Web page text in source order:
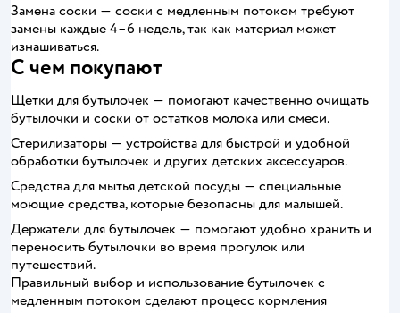
Замена соски ― соски с медленным потоком требуют
замены каждые 4–6 недель, так как материал может
изнашиваться.
С чем покупают
Щетки для бутылочек ― помогают качественно очищать
бутылочки и соски от остатков молока или смеси.
Стерилизаторы ― устройства для быстрой и удобной
обработки бутылочек и других детских аксессуаров.
Средства для мытья детской посуды ― специальные
моющие средства, которые безопасны для малышей.
Держатели для бутылочек ― помогают удобно хранить и
переносить бутылочки во время прогулок или
путешествий.
Правильный выбор и использование бутылочек с
медленным потоком сделают процесс кормления